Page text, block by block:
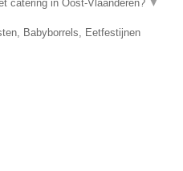
catering in Oost-Vlaanderen? ▼
Babyborrels, Eetfestijnen